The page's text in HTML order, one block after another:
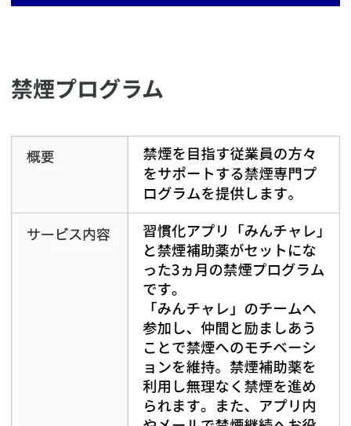
​禁煙プログラム